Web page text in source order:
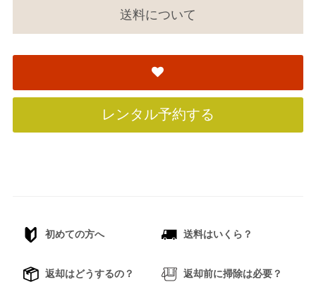
送料について
レンタル予約する
初めての方へ 送料はいくら？
返却はどうするの？ 返却前に掃除は必要？